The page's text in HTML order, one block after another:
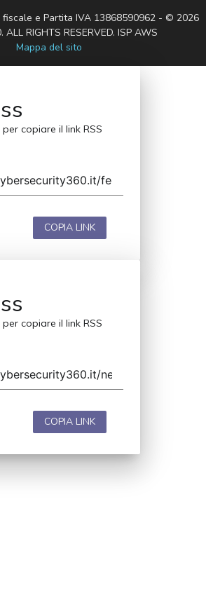
e Partita IVA 13868590962 - © 2026
RIGHTS RESERVED. ISP AWS
Mappa del sito
copiare il link RSS
COPIA LINK
copiare il link RSS
COPIA LINK